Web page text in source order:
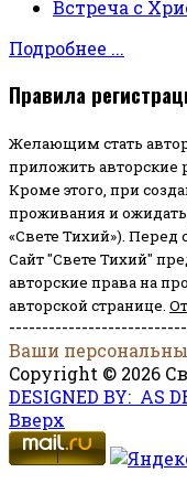
Встреча с
Подробнее ...
Правила
Желающим стать
приложить авторские
Кроме этого, при
проживания и
«Свете Тихий»).
Сайт "Свете Тихий"
авторские права на
авторской странице.
Ваши
Copyright © 2026
DESIGNED BY: AS
Вверх